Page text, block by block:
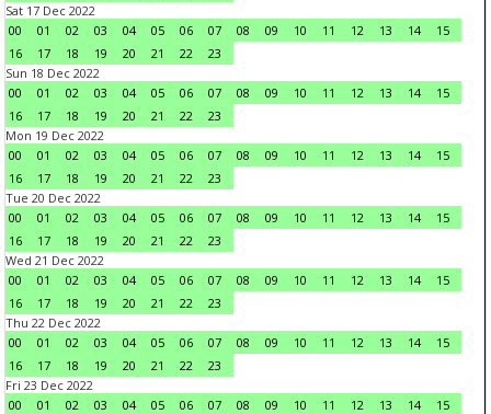
Sat 17 Dec 2022
00
01 02 03 04 05 06 07 08 09 10 11 12 13 14
15
16
17 18 19 20 21 22
23
Sun 18 Dec 2022
00
01 02 03 04 05 06 07 08 09 10 11 12 13 14
15
16
17 18 19 20 21 22
23
Mon 19 Dec 2022
00
01 02 03 04 05 06 07 08 09 10 11 12 13 14
15
16
17 18 19 20 21 22
23
Tue 20 Dec 2022
00
01 02 03 04 05 06 07 08 09 10 11 12 13 14
15
16
17 18 19 20 21 22
23
Wed 21 Dec 2022
00
01 02 03 04 05 06 07 08 09 10 11 12 13 14
15
16
17 18 19 20 21 22
23
Thu 22 Dec 2022
00
01 02 03 04 05 06 07 08 09 10 11 12 13 14
15
16
17 18 19 20 21 22
23
Fri 23 Dec 2022
00
01 02 03 04 05 06 07 08 09 10 11 12 13 14
15